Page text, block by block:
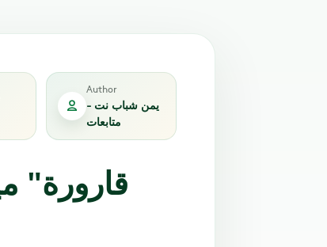
Author
يمن شباب نت -
متابعات